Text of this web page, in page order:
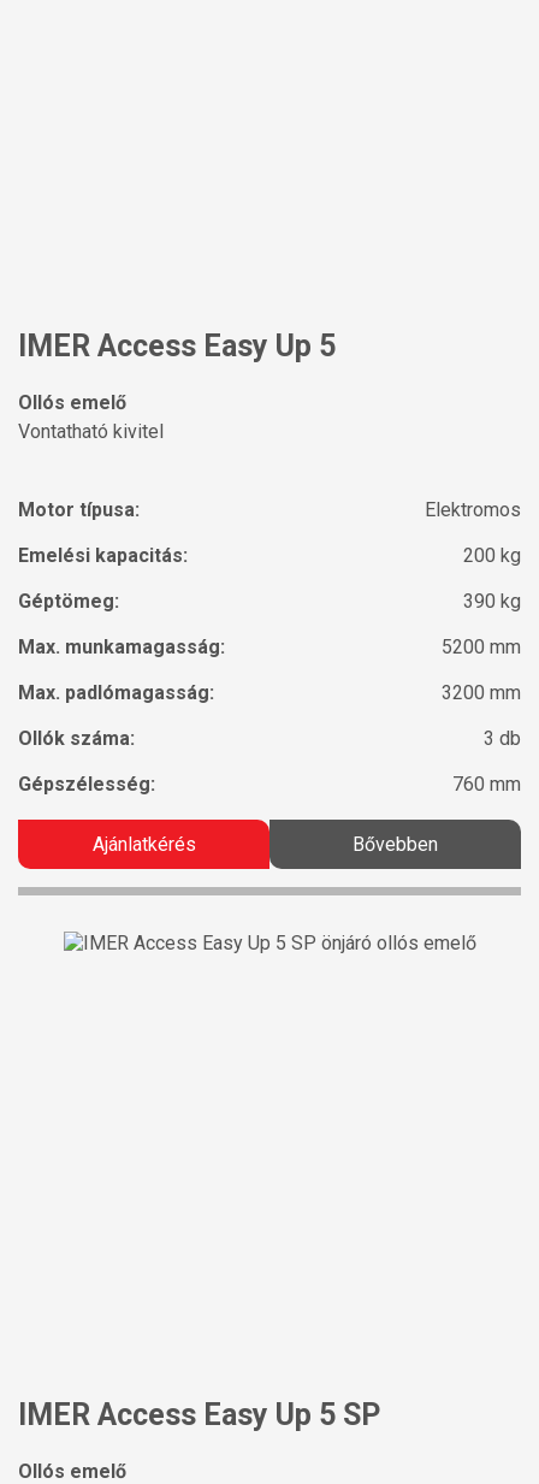
IMER Access Easy Up 5
Ollós emelő
Vontatható kivitel
Motor típusa:
Elektromos
Emelési kapacitás:
200 kg
Géptömeg:
390 kg
Max. munkamagasság:
5200 mm
Max. padlómagasság:
3200 mm
Ollók száma:
3 db
Gépszélesség:
760 mm
Ajánlatkérés Bővebben
IMER Access Easy Up 5 SP
Ollós emelő